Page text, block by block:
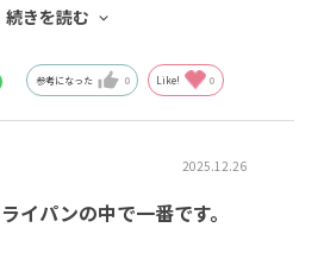
ず
続きを読む
参考になった 0 Like! 0
2025.12.26
イパンの中で一番です。